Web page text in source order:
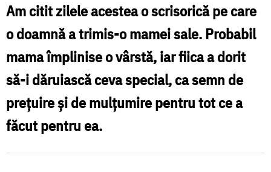
te
văd,
eu
te
vedeam”
–
Am citit zilele acestea o scrisorică pe care
o doamnă a trimis-o mamei sale. Probabil
mama împlinise o vârstă, iar fiica a dorit
să-i dăruiască ceva special, ca semn de
prețuire și de mulțumire pentru tot ce a
făcut pentru ea.